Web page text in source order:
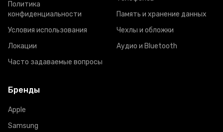
Политика
конфиденциальности
Условия использования
Локации
Часто задаваемые вопросы
Память и хранение данных
Чехлы и обложки
Аудио и Bluetooth
Бренды
Apple
Samsung